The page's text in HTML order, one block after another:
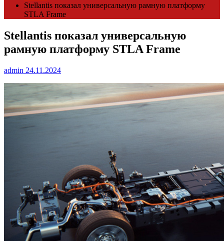
Stellantis показал универсальную рамную платформу
STLA Frame
Stellantis показал универсальную
рамную платформу STLA Frame
admin 24.11.2024